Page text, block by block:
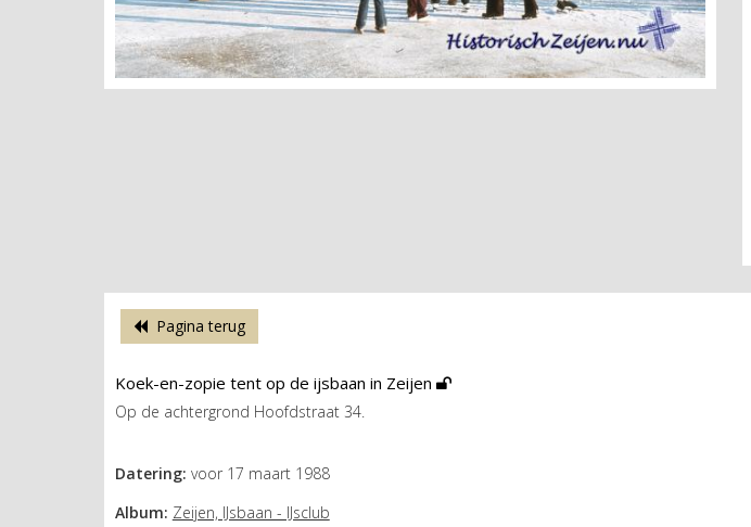
Pagina terug
Koek-en-zopie tent op de ijsbaan in Zeijen
Op de achtergrond Hoofdstraat 34.
Datering: voor 17 maart 1988
Album: Zeijen, IJsbaan - IJsclub